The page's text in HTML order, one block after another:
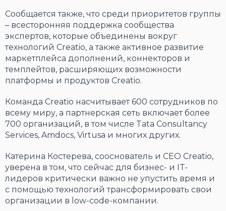
Сообщается также, что среди приоритетов группы
– всесторонняя поддержка сообщества
экспертов, которые объединены вокруг
технологий Creatio, а также активное развитие
маркетплейса дополнений, коннекторов и
темплейтов, расширяющих возможности
платформы и продуктов Creatio.
Команда Creatio насчитывает 600 сотрудников по
всему миру, а партнерская сеть включает более
700 организаций, в том числе Tata Consultancy
Services, Amdocs, Virtusa и многих других.
Катерина Костерева, сооснователь и CEO Creatio,
уверена в том, что сейчас для бизнес- и IT-
лидеров критически важно не упустить время и
с помощью технологий трансформировать свои
организации в low-code-компании.